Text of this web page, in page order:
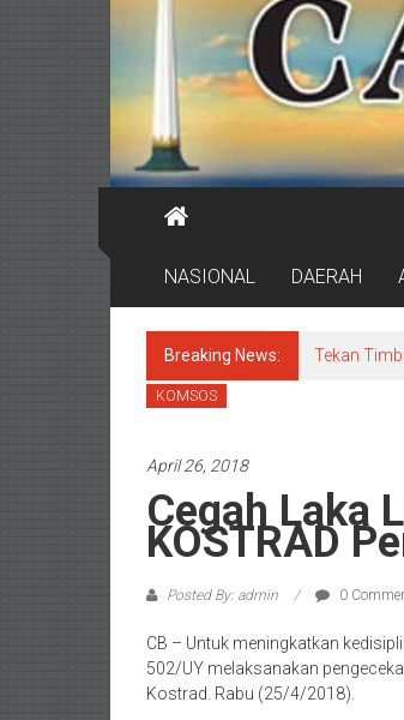
NASIONAL DAERAH
Breaking News: Tekan
KOMSOS
April 26, 2018
Cegah Laka
KOSTRAD
Posted By: admin 0
CB – Untuk meningkatkan
502/UY melaksanakan
Kostrad. Rabu (25/4/2018).